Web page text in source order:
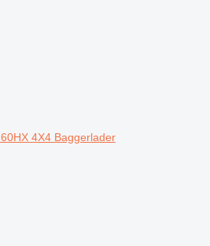
4X4 Baggerlader